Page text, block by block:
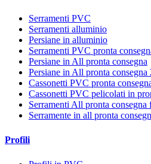
Serramenti PVC
Serramenti alluminio
Persiane in alluminio
Serramenti PVC pronta
Persiane in All pronta consegna
Persiane in All pronta consegna
Cassonetti PVC pronta
Cassonetti PVC pelicolati in
Serramenti All pronta consegna
Serramente in all pronta
Profili